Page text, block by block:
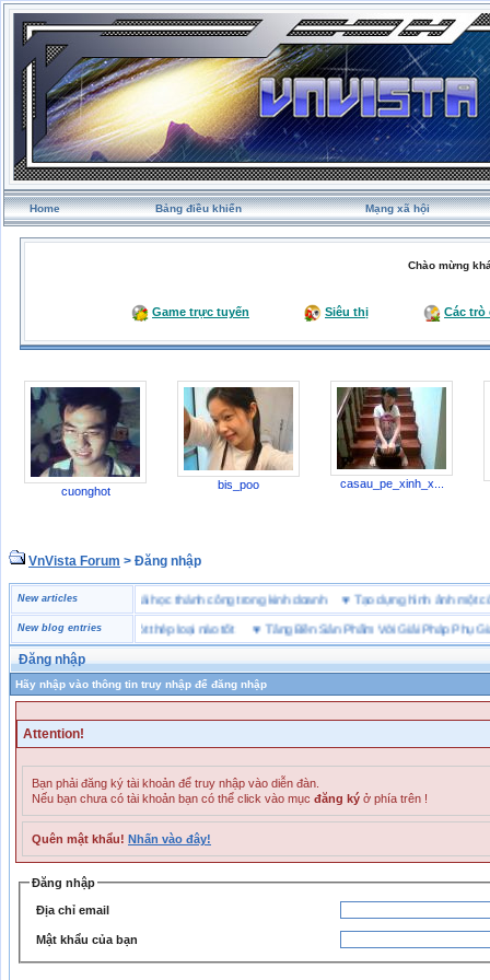
Home Bảng điều khiển Mạng xã hội
Chào mừng
Game trực tuyến Siêu thị Các trò
cuonghot bis_poo casau_pe_xinh_x...
VnVista Forum > Đăng nhập
New articles
biệt” của Microsoft ♥4 bài học thành công trong kinh doanh ♥Tạo dựng hình ảnh
New blog entries
hộ lót Kevlar và lót thép loại nào tốt♥ Tăng Bền Sản Phẩm Với Giải Pháp Phụ Gia
Đăng nhập
Hãy nhập vào thông tin truy nhập để đăng nhập
Attention!
Bạn phải đăng ký tài khoản để truy nhập vào diễn đàn.
Nếu bạn chưa có tài khoản bạn có thể click vào mục đăng ký ở phía trên !
Quên mật khẩu! Nhấn vào đây!
Đăng nhập
Địa chỉ email
Mật khẩu của bạn